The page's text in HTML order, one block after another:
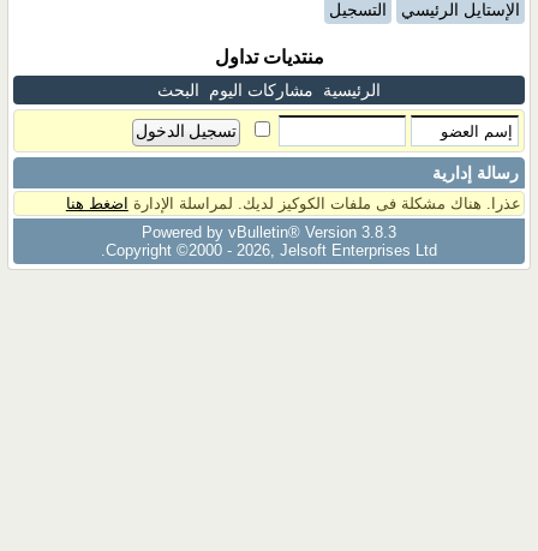
الإستايل الرئيسي التسجيل
منتديات تداول
الرئيسية مشاركات اليوم البحث
رسالة إدارية
عذرا. هناك مشكلة فى ملفات الكوكيز لديك. لمراسلة الإدارة اضغط هنا
Powered by vBulletin® Version 3.8.3
Copyright ©2000 - 2026, Jelsoft Enterprises Ltd.